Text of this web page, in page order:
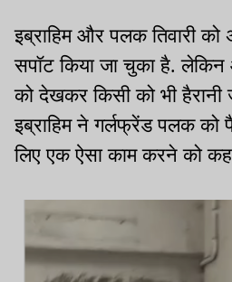
इब्राहिम और पलक तिवारी
सपॉट किया जा चुका है.
को देखकर किसी को भी हैरानी
इब्राहिम ने गर्लफ्रेंड पलक को
लिए एक ऐसा काम करने को